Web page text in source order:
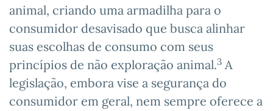
animal, criando uma armadilha para o
consumidor desavisado que busca alinhar
suas escolhas de consumo com seus
princípios de não exploração animal.3 A
legislação, embora vise a segurança do
consumidor em geral, nem sempre oferece a